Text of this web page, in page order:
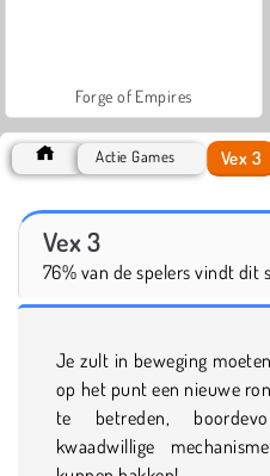
Forge of Empires
Actie Games Vex 3
Vex 3
76% van de spelers vindt dit
Je zult in beweging
op het punt een nieuwe
te betreden,
kwaadwillige